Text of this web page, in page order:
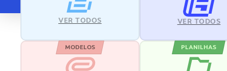
VER TODOS VER TODOS
MODELOS PLANILHAS